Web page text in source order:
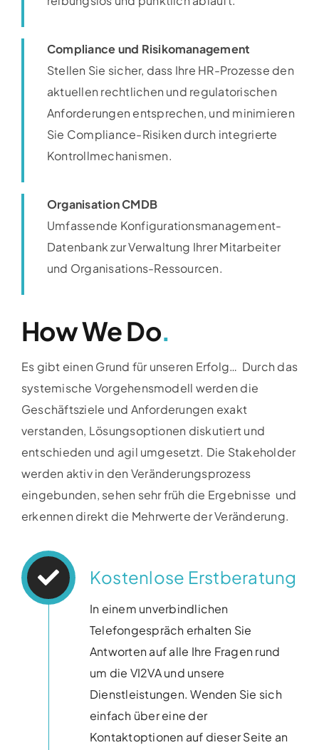
Compliance und Risikomanagement
Stellen Sie sicher, dass Ihre HR-Prozesse den
aktuellen rechtlichen und regulatorischen
Anforderungen entsprechen, und minimieren
Sie Compliance-Risiken durch integrierte
Kontrollmechanismen.
Organisation CMDB
Umfassende Konfigurationsmanagement-
Datenbank zur Verwaltung Ihrer Mitarbeiter
und Organisations-Ressourcen.​
How We Do.
Es gibt einen Grund für unseren Erfolg… Durch das
systemische Vorgehensmodell werden die
Geschäftsziele und Anforderungen exakt
verstanden, Lösungsoptionen diskutiert und
entschieden und agil umgesetzt. Die Stakeholder
werden aktiv in den Veränderungsprozess
eingebunden, sehen sehr früh die Ergebnisse und
erkennen direkt die Mehrwerte der Veränderung.
Kostenlose Erstberatung
In einem unverbindlichen
Telefongespräch erhalten Sie
Antworten auf alle Ihre Fragen rund
um die VI2VA und unsere
Dienstleistungen. Wenden Sie sich
einfach über eine der
Kontaktoptionen auf dieser Seite an